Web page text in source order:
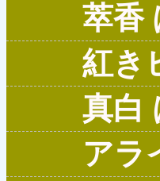
萃香
紅き
真白
アラ